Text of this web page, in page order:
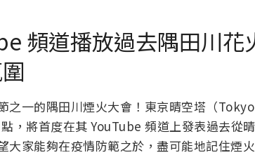
頻道播放過去隅田川花
之一的隅田川煙火大會！東京晴空塔（Tokyo
，將首度在其 YouTube 頻道上發表過去從
家能夠在疫情防範之於，盡可能地記住煙